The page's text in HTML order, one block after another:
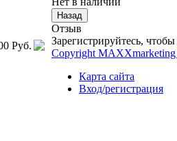
Руб.
Отзыв
Зарегистрируйтесь, чтобы
Copyright MAXXmarketing
Карта сайта
Вход/регистрация